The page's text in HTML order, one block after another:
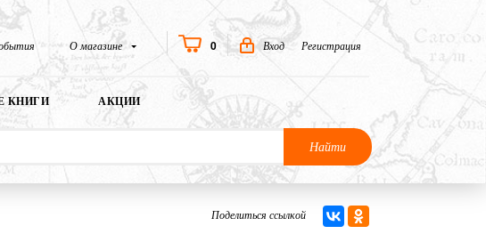
О магазине 0 Вход Регистрация
КНИГИ АКЦИИ
Найти
Поделиться ссылкой